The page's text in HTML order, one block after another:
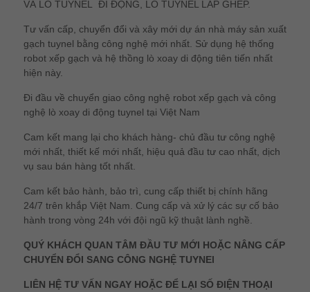
VÀ LÒ TUYNEL ĐI ĐỘNG, LÒ TUYNEL LẮP GHÉP.
Tư vấn cấp, chuyển đổi và xây mới dự án nhà máy sản xuất
gạch tuynel bằng công nghệ mới nhất. Sử dụng hệ thống
robot xếp gạch và hệ thồng lò xoay di động tiên tiến nhất
hiện này.
Đi đầu về chuyển giao công nghệ robot xếp gạch và công
nghệ lò xoay di động tuynel tại Việt Nam
Cam kết mang lại cho khách hàng- chủ đầu tư công nghệ
mới nhất, thiết kế mới nhất, hiệu quả đầu tư cao nhất, dịch
vụ sau bán hàng tốt nhất.
Cam kết bảo hành, bảo trì, cung cấp thiết bị chính hãng
24/7 trên khắp Việt Nam. Cung cấp và xử lý các sự cố bảo
hành trong vòng 24h với đội ngũ kỹ thuật lành nghề.
QUÝ KHÁCH QUAN TÂM ĐẦU TƯ MỚI HOẶC NÂNG CẤP
CHUYỂN ĐỔI SANG CÔNG NGHỆ TUYNEl
LIÊN HỆ TƯ VẤN NGAY HOẶC ĐỂ LẠI SỐ ĐIỆN THOẠI